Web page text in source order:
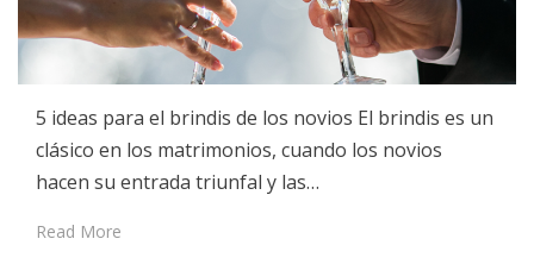
5 ideas para el brindis de los novios El brindis es un
clásico en los matrimonios, cuando los novios
hacen su entrada triunfal y las…
Read More